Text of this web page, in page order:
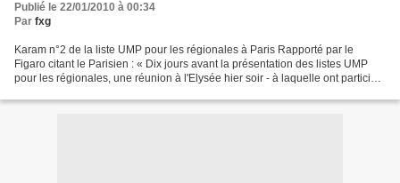
Publié le 22/01/2010 à 00:34
Par fxg
Karam n°2 de la liste UMP pour les régionales à Paris Rapporté par le
Figaro citant le Parisien : « Dix jours avant la présentation des listes UMP
pour les régionales, une réunion à l'Elysée hier soir - à laquelle ont participé